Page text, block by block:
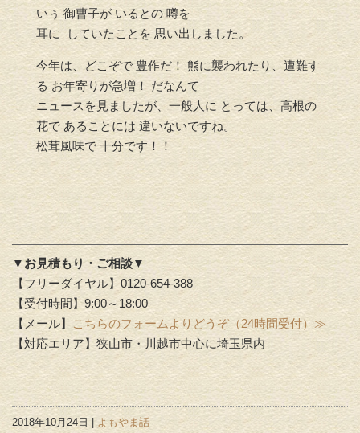
いぅ 御曹子が いるとの 噂を
耳に していたことを 思い出しました。
今年は、どこぞで 豊作だ！ 熊に襲われたり、遭難す
る お年寄りが急増！ だなんて
ニュースを見ましたが、一般人に とっては、高根の
花で あることには 違いないですね。
松茸風味で 十分です！！
▼お見積もり・ご相談▼
【フリーダイヤル】0120-654-388
【受付時間】9:00～18:00
【メール】 こちらのフォームよりどうぞ（24時間受付）≫
【対応エリア】狭山市・川越市中心に埼玉県内
2018年10月24日 | よもやま話